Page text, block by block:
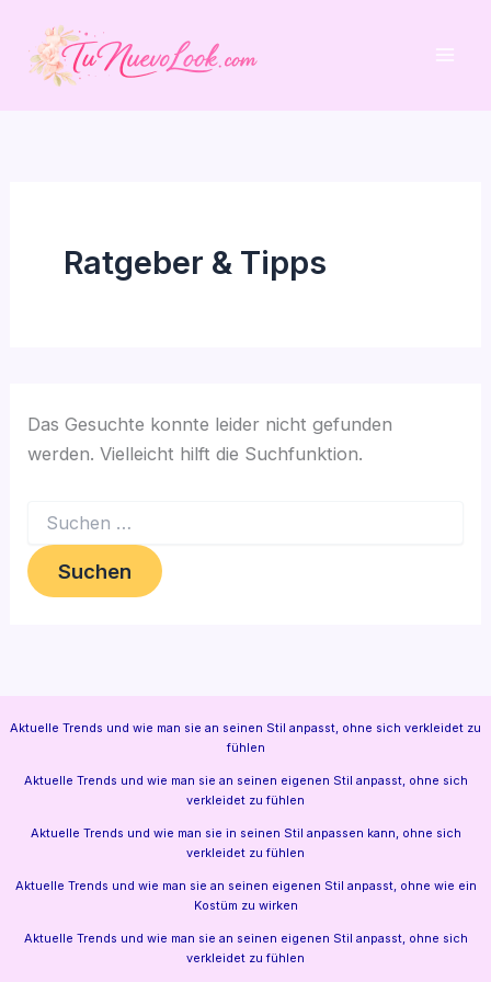
Inhalt
springen
Ratgeber & Tipps
Das Gesuchte konnte leider nicht gefunden
werden. Vielleicht hilft die Suchfunktion.
nach:
Aktuelle Trends und wie man sie an seinen Stil anpasst, ohne sich verkleidet zu
fühlen
Aktuelle Trends und wie man sie an seinen eigenen Stil anpasst, ohne sich
verkleidet zu fühlen
Aktuelle Trends und wie man sie in seinen Stil anpassen kann, ohne sich
verkleidet zu fühlen
Aktuelle Trends und wie man sie an seinen eigenen Stil anpasst, ohne wie ein
Kostüm zu wirken
Aktuelle Trends und wie man sie an seinen eigenen Stil anpasst, ohne sich
verkleidet zu fühlen